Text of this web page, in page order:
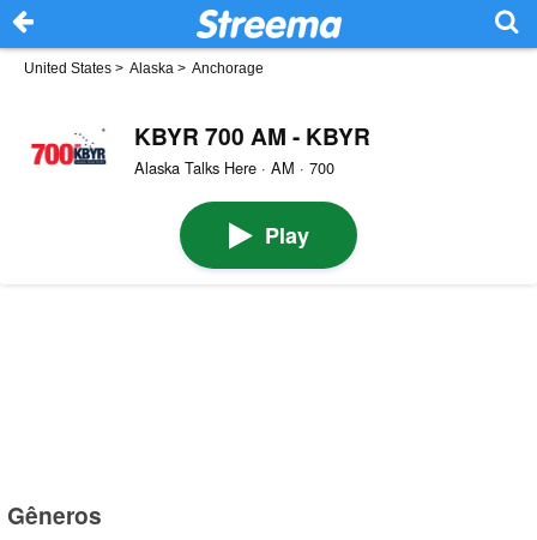
United States > Alaska > Anchorage
KBYR 700 AM - KBYR
Alaska Talks Here · AM · 700
Play
Gêneros